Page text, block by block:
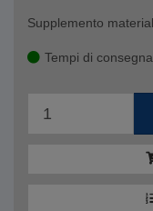
Supplemento
Tempi di